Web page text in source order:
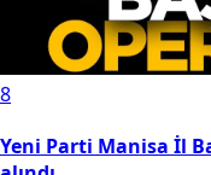
8
Yeni Parti Manisa İl